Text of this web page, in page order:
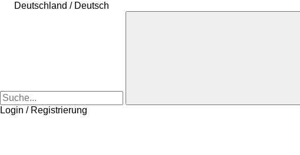
Deutschland / Deutsch
Login / Registrierung